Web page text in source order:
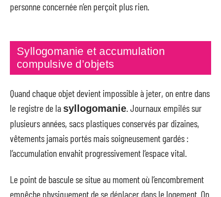
personne concernée n’en perçoit plus rien.
Syllogomanie et accumulation
compulsive d’objets
Quand chaque objet devient impossible à jeter, on entre dans
le registre de la syllogomanie. Journaux empilés sur
plusieurs années, sacs plastiques conservés par dizaines,
vêtements jamais portés mais soigneusement gardés :
l’accumulation envahit progressivement l’espace vital.
Le point de bascule se situe au moment où l’encombrement
empêche physiquement de se déplacer dans le logement. On